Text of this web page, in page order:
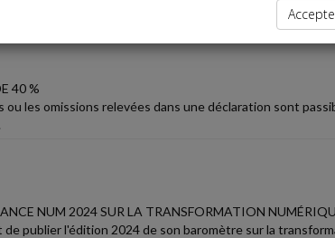
40 %
ou les omissions relevées dans une déclaration sont
NUM 2024 SUR LA TRANSFORMATION
de publier l'édition 2024 de son baromètre sur la